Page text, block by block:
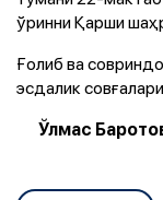
ўринни Қарши
Ғолиб ва
эсдалик
Ўлмас